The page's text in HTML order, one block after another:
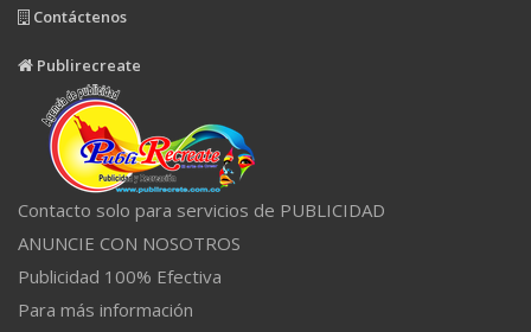
Contáctenos
Publirecreate
Contacto solo para servicios de PUBLICIDAD
ANUNCIE CON NOSOTROS
Publicidad 100% Efectiva
Para más información